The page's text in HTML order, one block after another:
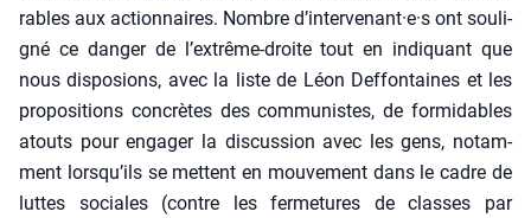
rables aux action­naires. Nombre d’intervenant·e·s ont sou­li­
gné ce dan­ger de l’extrême-droite tout en indi­quant que
nous dis­po­sions, avec la liste de Léon Def­fon­taines et les
pro­po­si­tions concrètes des com­mu­nistes, de for­mi­dables
atouts pour enga­ger la dis­cus­sion avec les gens, notam­
ment lorsqu’ils se mettent en mou­ve­ment dans le cadre de
luttes sociales (contre les fer­me­tures de classes par